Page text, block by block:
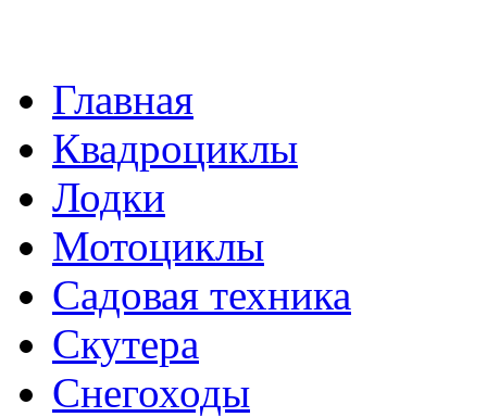
Главная
Квадроциклы
Лодки
Мотоциклы
Садовая техника
Скутера
Снегоходы